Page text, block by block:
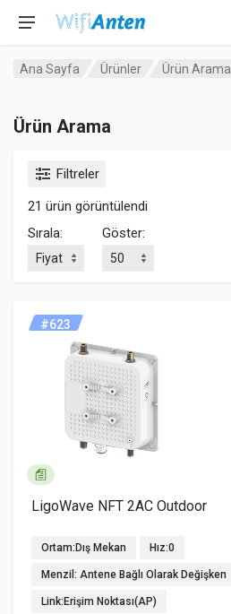
Ana Sayfa Ürünler Ürün Arama
Ürün Arama
Filtreler
21 ürün görüntülendi
Sırala:
Göster:
#623
LigoWave NFT 2AC Outdoor
Ortam:Dış Mekan Hız:0
Menzil: Antene Bağlı Olarak Değişken
Link:Erişim Noktası(AP)